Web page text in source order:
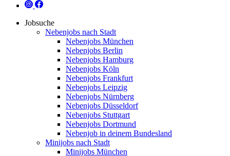
Jobsuche
Nebenjobs nach Stadt
Nebenjobs München
Nebenjobs Berlin
Nebenjobs Hamburg
Nebenjobs Köln
Nebenjobs Frankfurt
Nebenjobs Leipzig
Nebenjobs Nürnberg
Nebenjobs Düsseldorf
Nebenjobs Stuttgart
Nebenjobs Dortmund
Nebenjob in deinem Bundesland
Minijobs nach Stadt
Minijobs München